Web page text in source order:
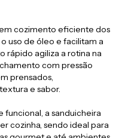
cozimento eficiente dos
uso de óleo e facilitam a
rápido agiliza a rotina na
com pressão
prensados,
e sabor.
a sanduicheira
cozinha, sendo ideal para